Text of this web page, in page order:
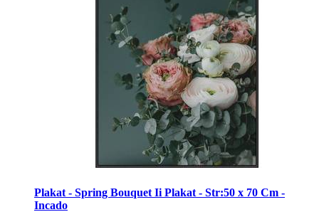
Plakat - Spring Bouquet Ii Plakat - Str:50 x 70 Cm -
Incado